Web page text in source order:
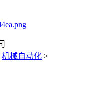
机械自动化 >